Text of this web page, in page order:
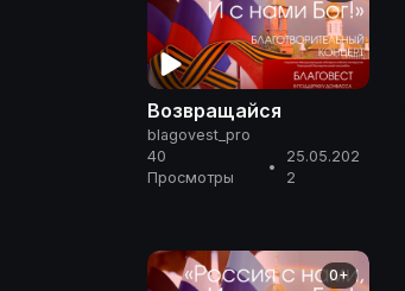
Возвращайся
blagovest_pro
40
Просмотры
•
25.05.202
2
0+